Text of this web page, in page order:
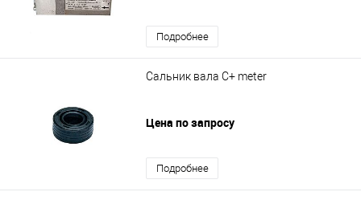
Подробнее
Сальник вала C+ meter
Цена по запросу
Подробнее